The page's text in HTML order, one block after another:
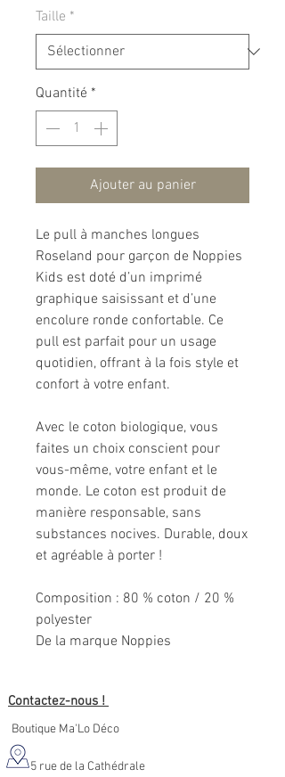
Taille *
Quantité *
Ajouter au panier
Le pull à manches longues
Roseland pour garçon de Noppies
Kids est doté d’un imprimé
graphique saisissant et d’une
encolure ronde confortable. Ce
pull est parfait pour un usage
quotidien, offrant à la fois style et
confort à votre enfant.
Avec le coton biologique, vous
faites un choix conscient pour
vous-même, votre enfant et le
monde. Le coton est produit de
manière responsable, sans
substances nocives. Durable, doux
et agréable à porter !
Composition : 80 % coton / 20 %
polyester
De la marque Noppies
Contactez-nous !
Boutique Ma'Lo Déco
5 rue de la Cathédrale